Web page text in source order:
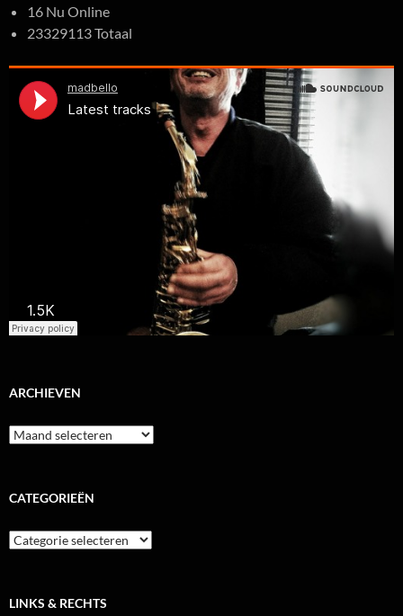
16 Nu Online
23329113 Totaal
ARCHIEVEN
Archieven
CATEGORIEËN
Categorieën
LINKS & RECHTS